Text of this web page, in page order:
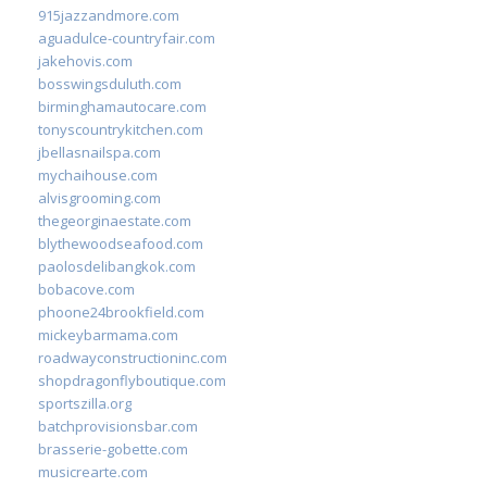
915jazzandmore.com
aguadulce-countryfair.com
jakehovis.com
bosswingsduluth.com
birminghamautocare.com
tonyscountrykitchen.com
jbellasnailspa.com
mychaihouse.com
alvisgrooming.com
thegeorginaestate.com
blythewoodseafood.com
paolosdelibangkok.com
bobacove.com
phoone24brookfield.com
mickeybarmama.com
roadwayconstructioninc.com
shopdragonflyboutique.com
sportszilla.org
batchprovisionsbar.com
brasserie-gobette.com
musicrearte.com